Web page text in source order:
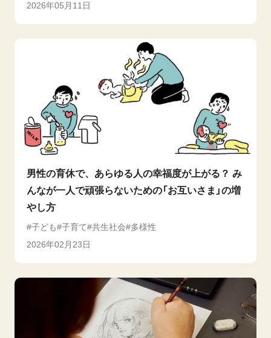
2026年05月11日
男性の育休で、あらゆる人の幸福度が上がる？ み
んなが一人で頑張らないための「お互いさま」の増
やし方
子ども 子育て 共生社会
多様性
2026年02月23日